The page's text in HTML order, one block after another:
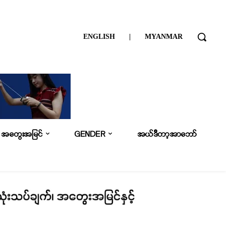
ENGLISH | MYANMAR
အတွေးအမြင် GENDER အယ်ဒီတာ့အာဘော်